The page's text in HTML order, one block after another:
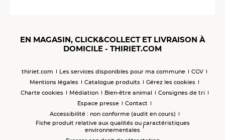
EN MAGASIN, CLICK&COLLECT ET LIVRAISON À
DOMICILE - THIRIET.COM
thiriet.com Les services disponibles pour ma commune
CGV
Mentions légales
Catalogue produits
Gérez les cookies
Charte cookies
Médiation Bien-être animal
Consignes de tri
Espace presse
Contact
Accessibilité : non conforme (audit en cours)
Fiche produit relative aux qualités ou caractéristiques
environnementales